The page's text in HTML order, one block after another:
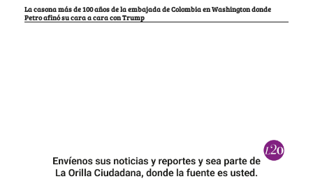
La casona más de 100 años de la embajada de Colombia en Washington donde
Petro afinó su cara a cara con Trump